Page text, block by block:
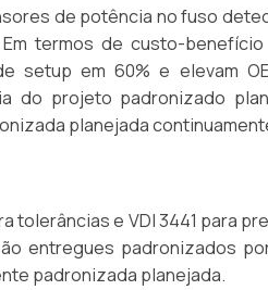
de potência no fuso
termos de custo-
setup em 60% e elevam
do projeto padronizado
planejada
tolerâncias e VDI 3441 para
entregues padronizados
padronizada planejada.